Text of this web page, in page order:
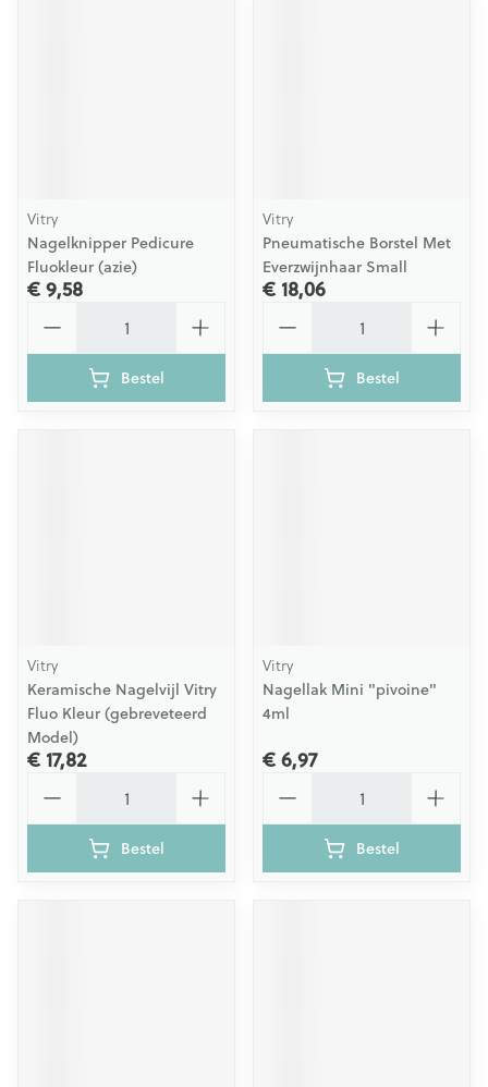
Vitry
Nagelknipper Pedicure
Fluokleur (azie)
€ 9,58
Bestel
Vitry
Pneumatische Borstel Met
Everzwijnhaar Small
€ 18,06
Bestel
Vitry
Keramische Nagelvijl Vitry
Fluo Kleur (gebreveteerd
Model)
€ 17,82
Bestel
Vitry
Nagellak Mini "pivoine"
4ml
€ 6,97
Bestel